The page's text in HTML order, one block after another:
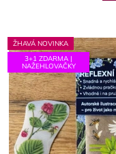
ŽHAVÁ NOVINKA
3+1 ZDARMA |
NAŽEHLOVAČKY